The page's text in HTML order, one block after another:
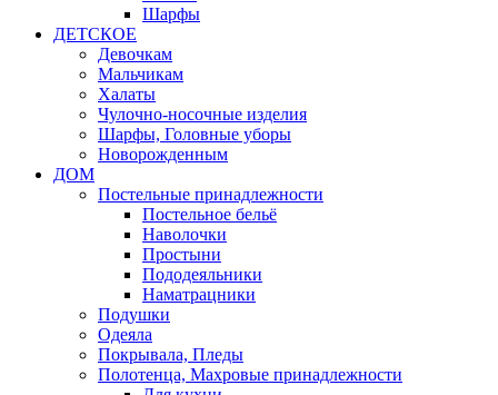
Шарфы
ДЕТСКОЕ
Девочкам
Мальчикам
Халаты
Чулочно-носочные изделия
Шарфы, Головные уборы
Новорожденным
ДОМ
Постельные принадлежности
Постельное бельё
Наволочки
Простыни
Пододеяльники
Наматрацники
Подушки
Одеяла
Покрывала, Пледы
Полотенца, Махровые принадлежности